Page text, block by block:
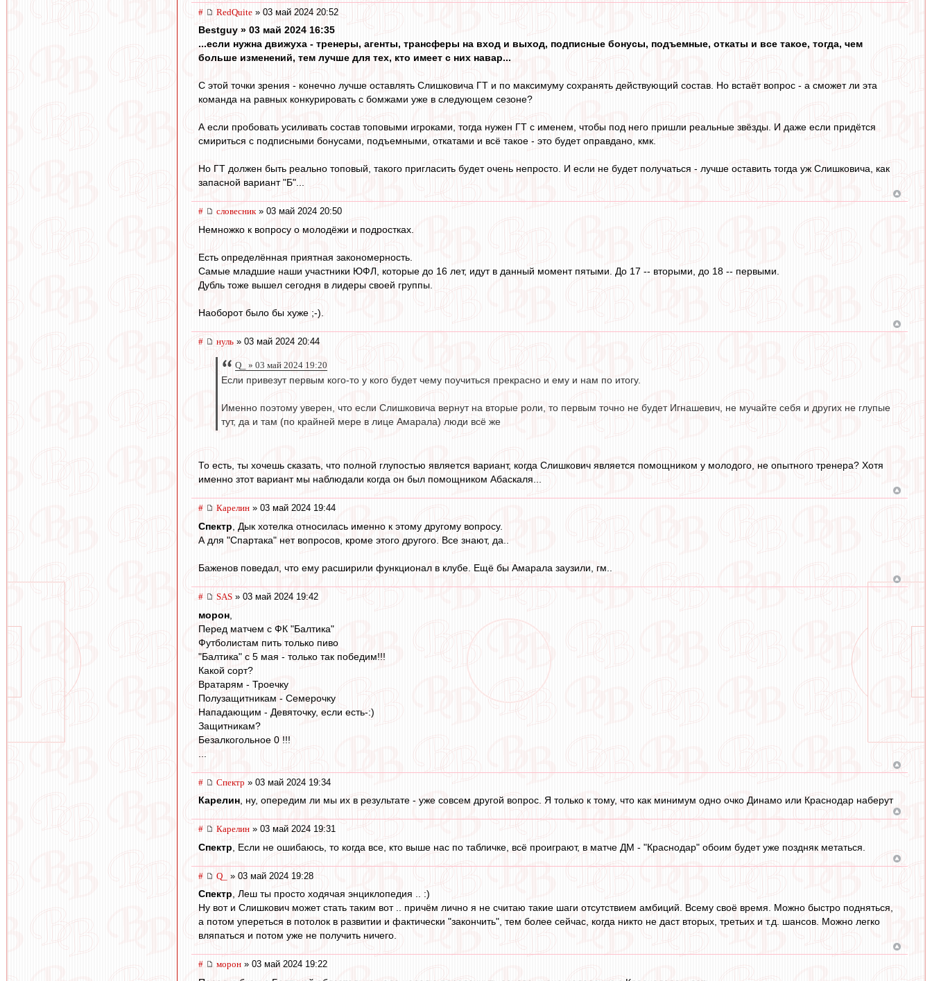
# RedQuite » 03 май 2024 20:52
Bestguy » 03 май 2024 16:35
...если нужна движуха - тренеры, агенты, трансферы на вход и выход, подписные бонусы, подъемные, откаты и все такое, тогда, чем
больше изменений, тем лучше для тех, кто имеет с них навар...
С этой точки зрения - конечно лучше оставлять Слишковича ГТ и по максимуму сохранять действующий состав. Но встаёт вопрос - а сможет ли эта
команда на равных конкурировать с бомжами уже в следующем сезоне?
А если пробовать усиливать состав топовыми игроками, тогда нужен ГТ с именем, чтобы под него пришли реальные звёзды. И даже если придётся
смириться с подписными бонусами, подъемными, откатами и всё такое - это будет оправдано, кмк.
Но ГТ должен быть реально топовый, такого пригласить будет очень непросто. И если не будет получаться - лучше оставить тогда уж Слишковича, как
запасной вариант "Б"...
# словесник» 03 май 2024 20:50
Немножко к вопросу о молодёжи и подростках.
Есть определённая приятная закономерность.
Самые младшие наши участники ЮФЛ, которые до 16 лет, идут в данный момент пятыми. До 17 -- вторыми, до 18 -- первыми.
Дубль тоже вышел сегодня в лидеры своей группы.
Наоборот было бы хуже ;-).
# нуль » 03 май 2024 20:44
Q_ » 03 май 2024 19:20
Если привезут первым кого-то у кого будет чему поучиться прекрасно и ему и нам по итогу.
Именно поэтому уверен, что если Слишковича вернут на вторые роли, то первым точно не будет Игнашевич, не мучайте себя и других не глупые
тут, да и там (по крайней мере в лице Амарала) люди всё же
То есть, ты хочешь сказать, что полной глупостью является вариант, когда Слишкович является помощником у молодого, не опытного тренера? Хотя
именно зтот вариант мы наблюдали когда он был помощником Абаскаля...
# Карелин » 03 май 2024 19:44
Спектр , Дык хотелка относилась именно к этому другому вопросу.
А для "Спартака" нет вопросов, кроме этого другого. Все знают, да..
Баженов поведал, что ему расширили функционал в клубе. Ещё бы Амарала заузили, гм..
# SAS » 03 май 2024 19:42
морон
Перед матчем с ФК "Балтика"
Футболистам пить только пиво
"Балтика" с 5 мая - только так победим!!!
Какой сорт?
Вратарям - Троечку
Полузащитникам - Семерочку
Нападающим - Девяточку, если есть-:)
Защитникам?
Безалкогольное 0 !!!
# Спектр » 03 май 2024 19:34
Карелин , ну, опередим ли мы их в результате - уже совсем другой вопрос. Я только к тому, что как минимум одно очко Динамо или Краснодар наберут
# Карелин » 03 май 2024 19:31
Спектр , Если не ошибаюсь, то когда все, кто выше нас по табличке, всё проиграют, в матче ДМ - "Краснодар" обоим будет уже поздняк метаться.
# Q_ » 03 май 2024 19:28
Спектр, Леш ты просто ходячая энциклопедия .. :)
Ну вот и Слишкович может стать таким вот .. причём лично я не считаю такие шаги отсутствием амбиций. Всему своё время. Можно быстро подняться,
а потом упереться в потолок в развитии и фактически "закончить", тем более сейчас, когда никто не даст вторых, третьих и т.д. шансов. Можно легко
вляпаться и потом уже не получить ничего.
# морон » 03 май 2024 19:22